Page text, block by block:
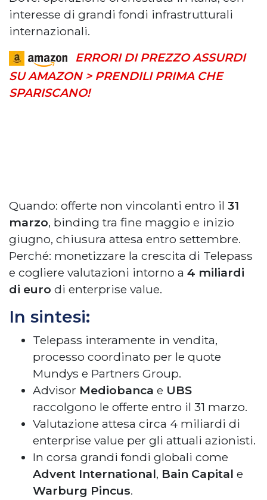
interesse di grandi fondi infrastrutturali
internazionali.
ERRORI DI PREZZO ASSURDI
SU AMAZON > PRENDILI PRIMA CHE
SPARISCANO!
Quando: offerte non vincolanti entro il 31
marzo, binding tra fine maggio e inizio
giugno, chiusura attesa entro settembre.
Perché: monetizzare la crescita di Telepass
e cogliere valutazioni intorno a 4 miliardi
di euro di enterprise value.
In sintesi:
Telepass interamente in vendita,
processo coordinato per le quote
Mundys e Partners Group.
Advisor Mediobanca e UBS
raccolgono le offerte entro il 31 marzo.
Valutazione attesa circa 4 miliardi di
enterprise value per gli attuali azionisti.
In corsa grandi fondi globali come
Advent International, Bain Capital e
Warburg Pincus.